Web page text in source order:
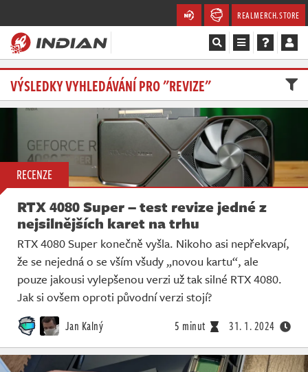
REALMERCH.STORE
Magazín
Recenze
Videa
Soutěže
Databáze
Komunita
Redakce
Živě
VÝSLEDKY VYHLEDÁVÁNÍ PRO "REVIZE"
RECENZE
RTX 4080 Super – test revize jedné z
nejsilnějších karet na trhu
RTX 4080 Super konečně vyšla. Nikoho asi nepřekvapí,
že se nejedná o se vším všudy „novou kartu“, ale
pouze jakousi vylepšenou verzi už tak silné RTX 4080.
Jak si ovšem oproti původní verzi stojí?
Jan Kalný 5 minut 31. 1. 2024